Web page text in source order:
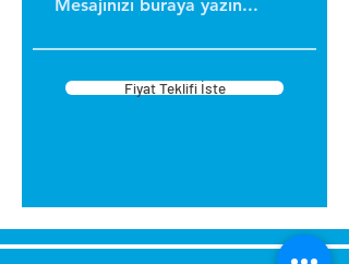
Fiyat Teklifi İste